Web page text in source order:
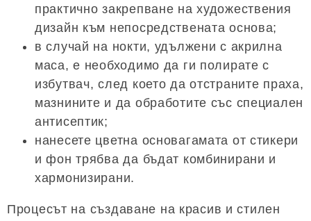
практично закрепване на художествения
дизайн към непосредствената основа;
в случай на нокти, удължени с акрилна
маса, е необходимо да ги полирате с
избутвач, след което да отстраните праха,
мазнините и да обработите със специален
антисептик;
нанесете цветна основагамата от стикери
и фон трябва да бъдат комбинирани и
хармонизирани.
Процесът на създаване на красив и стилен